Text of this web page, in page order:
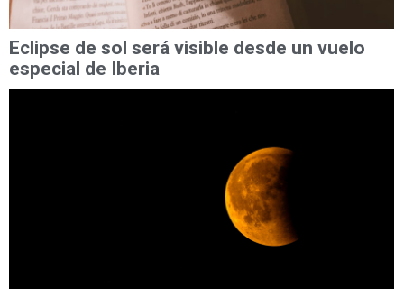
Eclipse de sol será visible desde un vuelo
especial de Iberia